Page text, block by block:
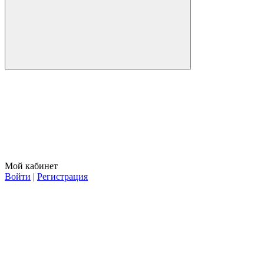
Мой кабинет
Войти | Регистрация